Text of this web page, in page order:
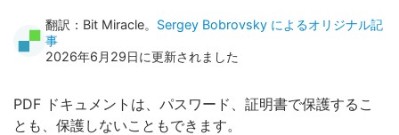
翻訳：Bit Miracle。 Sergey Bobrovsky によるオリジナル記
事
2026年6月29日に更新されました
PDF ドキュメントは、パスワード、証明書で保護するこ
とも、保護しないこともできます。